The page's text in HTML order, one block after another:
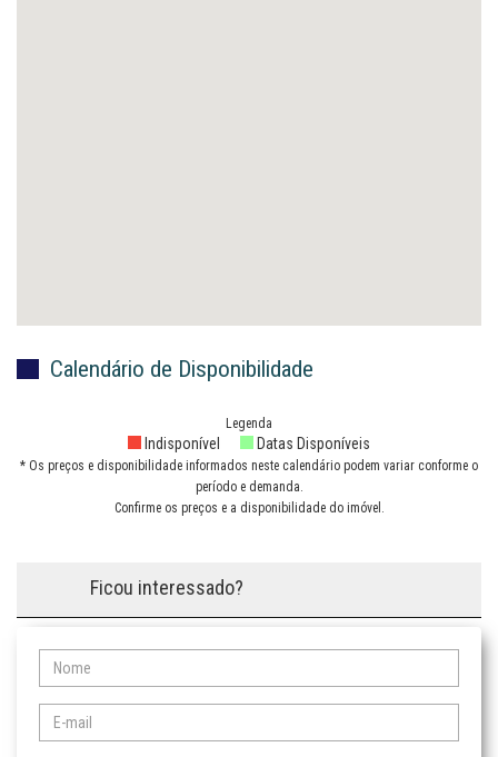
Calendário de Disponibilidade
Legenda
Indisponível Datas Disponíveis
* Os preços e disponibilidade informados neste calendário podem variar conforme o
período e demanda.
Confirme os preços e a disponibilidade do imóvel.
Ficou interessado?